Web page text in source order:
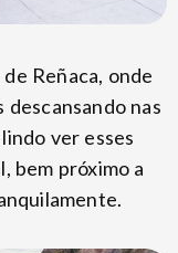
Reñaca, onde
descansando nas
ver esses
bem próximo a